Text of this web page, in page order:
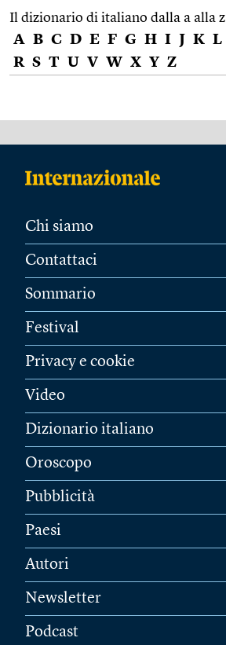
Il dizionario di italiano dalla a alla z
A B C D E F G H I J K L
R S T U V W X Y Z
Chi siamo
Contattaci
Sommario
Festival
Privacy e cookie
Video
Dizionario italiano
Oroscopo
Pubblicità
Paesi
Autori
Newsletter
Podcast